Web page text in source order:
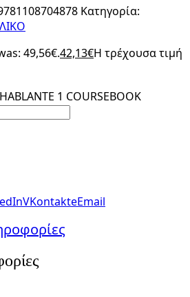
Κατηγορία:
49,56€.42,13€Η τρέχουσα τιμή
1 COURSEBOOK
VKontakteEmail